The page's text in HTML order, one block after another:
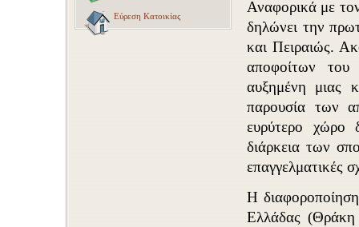
Εύρεση Κατοικίας
Αναφορικά με
δηλώνει την
και Πειραιώς.
αποφοίτων του
αυξημένη μιας
παρουσία των
ευρύτερο χώρο
διάρκεια των
επαγγελματικές
Η
Ελλάδας